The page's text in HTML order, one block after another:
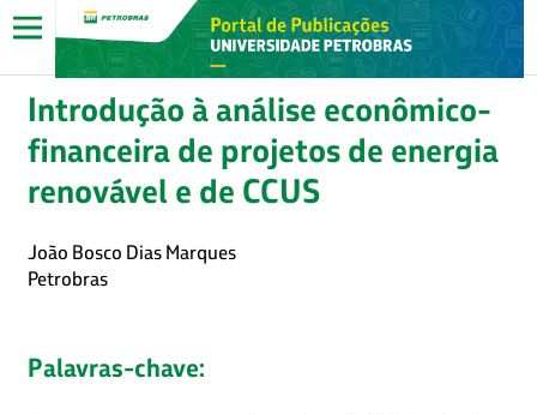
Introdução à análise econômico-
financeira de projetos de energia
renovável e de CCUS
João Bosco Dias Marques
Petrobras
Palavras-chave: